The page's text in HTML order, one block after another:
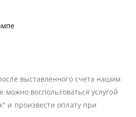
выставленного счета нашим
можно воспользоваться услугой
и произвести оплату при